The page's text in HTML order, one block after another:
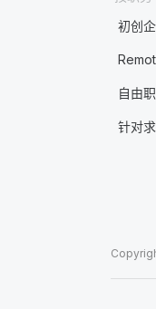
初创
自由
针对